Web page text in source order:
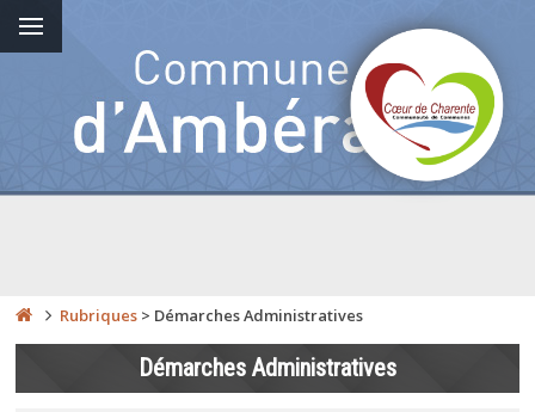
Rubriques > Démarches Administratives
Démarches Administratives